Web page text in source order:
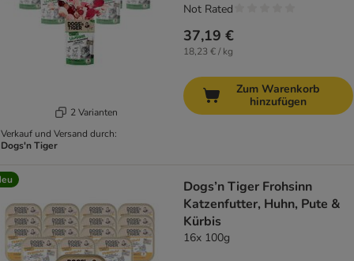
2 Varianten
Verkauf und Versand durch:
Dogs'n Tiger
37,19 €
18,23 € / kg
Not Rated
Zum Warenkorb
hinzufügen
Dogs’n Tiger Frohsinn
Katzenfutter, Huhn, Pute &
Kürbis
16x 100g